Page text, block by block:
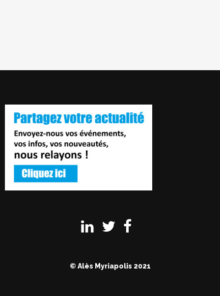
© Alès Myriapolis 2021